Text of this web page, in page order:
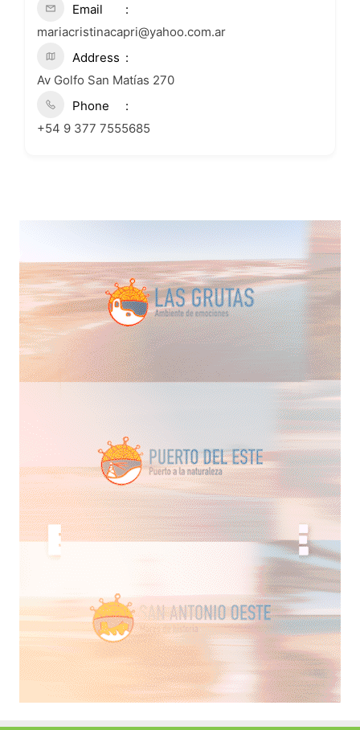
Email
mariacristinacapri@yahoo.com.ar
Address
Av Golfo San Matías 270
Phone
+54 9 377 7555685